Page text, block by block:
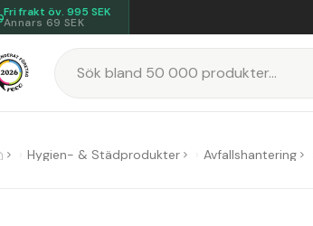
Fri frakt öv. 995 SEK
Annars 69 SEK
Hygien- & Städprodukter Avfallshantering